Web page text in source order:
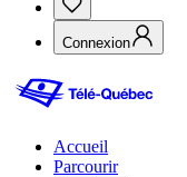
Connexion
Accueil
Parcourir